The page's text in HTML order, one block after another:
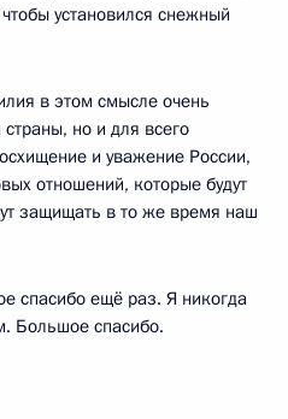
установился снежный
в этом смысле очень
но и для всего
и уважение России,
отношений, которые будут
защищать в то же время наш
спасибо ещё раз. Я никогда
Большое спасибо.